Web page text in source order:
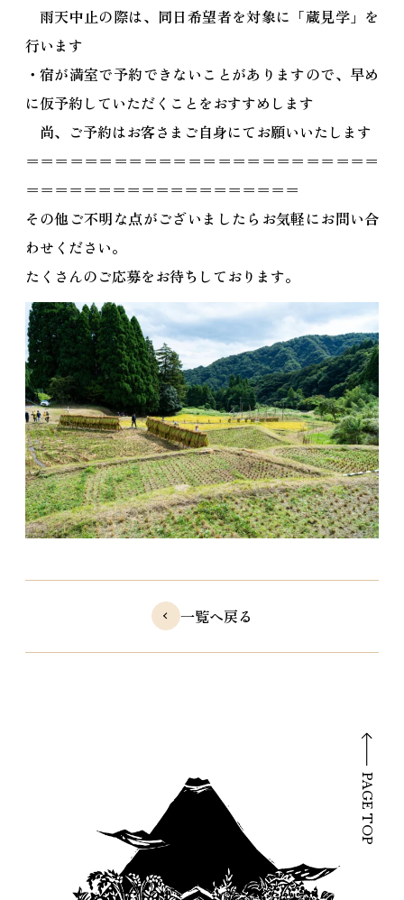
雨天中止の際は、同日希望者を対象に「蔵見学」を
行います
・宿が満室で予約できないことがありますので、早め
に仮予約していただくことをおすすめします
尚、ご予約はお客さまご自身にてお願いいたします
＝＝＝＝＝＝＝＝＝＝＝＝＝＝＝＝＝＝＝＝＝＝＝＝
＝＝＝＝＝＝＝＝＝＝＝＝＝＝＝＝＝＝＝
その他ご不明な点がございましたらお気軽にお問い合
わせください。
たくさんのご応募をお待ちしております。
一覧へ戻る
PAGE TOP